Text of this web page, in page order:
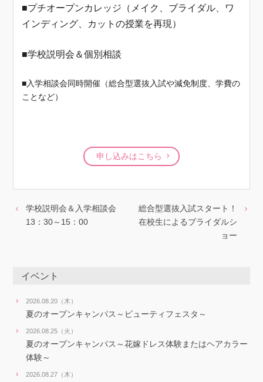
■プチオープンカレッジ（メイク、ブライダル、ワ
インディング、カットの授業を再現）
■学校説明会＆個別相談
■入学相談会同時開催（総合型選抜入試や減免制度、学費の
ことなど）
申し込みはこちら
学校説明会＆入学相談会
13：30～15：00
総合型選抜入試スタート！
在校生によるブライダルシ
ョー
イベント
2026.08.20（木）
夏のオープンキャンパス～ビューティフェスタ～
2026.08.25（火）
夏のオープンキャンパス～花嫁ドレス体験またはヘアカラー
体験～
2026.08.27（木）